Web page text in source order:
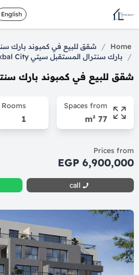
English
Home
/ شقق للبيع في كمبوند بارك
/ بارك سنترال المستقبل سيتي Park Central Mostakbal City
شقق للبيع في كمبوند بارك
Spaces from
77 m²
Rooms
1
Prices from
6,900,000 EGP
call